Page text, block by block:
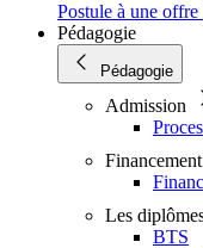
Postule à une offre
Pédagogie
Pédagogie
Admission
Financement
Les
BTS